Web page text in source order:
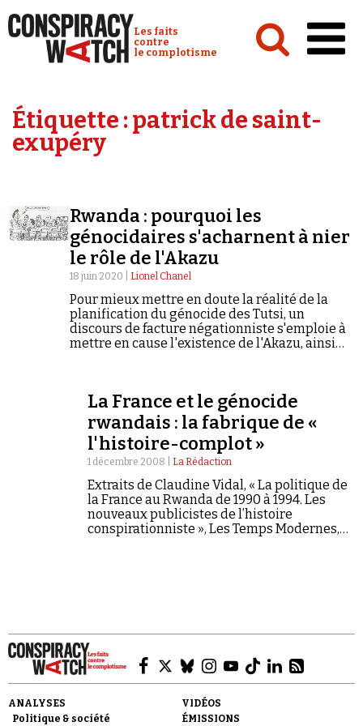
Conspiracy Watch :
Les faits
contre
le complotisme
Analyses
Émissions
Revues de presse
Faire un don
Étiquette :patrick de saint-
exupéry
Rwanda : pourquoi les
génocidaires s'acharnent à nier
le rôle de l'Akazu
18 juin 2020 | Lionel Chanel
Pour mieux mettre en doute la réalité de la
planification du génocide des Tutsi, un
discours de facture négationniste s'emploie à
mettre en cause l'existence de l'Akazu, ainsi
La France et le génocide
rwandais : la fabrique de «
l'histoire-complot »
1 décembre 2008 | La Rédaction
Extraits de Claudine Vidal, « La politique de
la France au Rwanda de 1990 à 1994. Les
nouveaux publicistes de l’histoire
conspirationniste », Les Temps Modernes,
ANALYSES
Politique & société
VIDÉOS
ÉMISSIONS